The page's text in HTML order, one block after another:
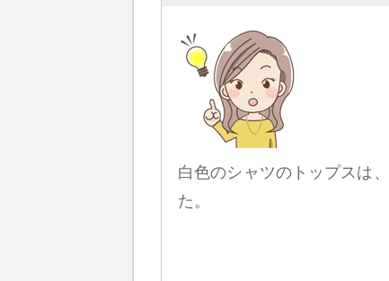
白色のシャツのトップスは、
た。